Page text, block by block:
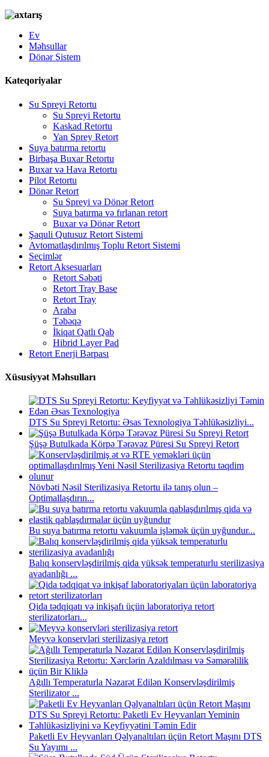
Ev
Məhsullar
Dönər Sistem
Kateqoriyalar
Su Spreyi Retortu
Su Spreyi Retortu
Kaskad Retortu
Yan Sprey Retort
Suya batırma retortu
Birbaşa Buxar Retortu
Buxar və Hava Retortu
Pilot Retortu
Dönər Retort
Su Spreyi və Dönər Retort
Suya batırma və fırlanan retort
Buxar və Dönər Retort
Şaquli Qutusuz Retort Sistemi
Avtomatlaşdırılmış Toplu Retort Sistemi
Seçimlər
Retort Aksesuarları
Retort Səbəti
Retort Tray Base
Retort Tray
Araba
Təbəqə
İkiqat Qatlı Qab
Hibrid Layer Pad
Retort Enerji Bərpası
Xüsusiyyət Məhsulları
DTS Su Spreyi Retortu: Əsas Texnologiya Təhlükəsizliyi...
Şüşə Butulkada Körpə Tərəvəz Püresi Su Spreyi Retort
Növbəti Nəsil Sterilizasiya Retortu ilə tanış olun –
Optimallaşdırın...
Bu suya batırma retortu vakuumla işləmək üçün uyğundur...
Balıq konservləşdirilmiş qida yüksək temperaturlu sterilizasiya
avadanlığı ...
Qida tədqiqatı və inkişafı üçün laboratoriya retort
sterilizatorları...
Meyvə konservləri sterilizasiya retort
Ağıllı Temperaturla Nəzarət Edilən Konservləşdirilmiş
Sterilizator ...
Paketli Ev Heyvanları Qəlyanaltıları üçün Retort Maşını DTS
Su Yayımı ...